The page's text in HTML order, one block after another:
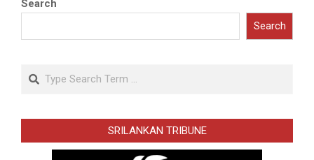
Search
Search
Search
SRILANKAN TRIBUNE